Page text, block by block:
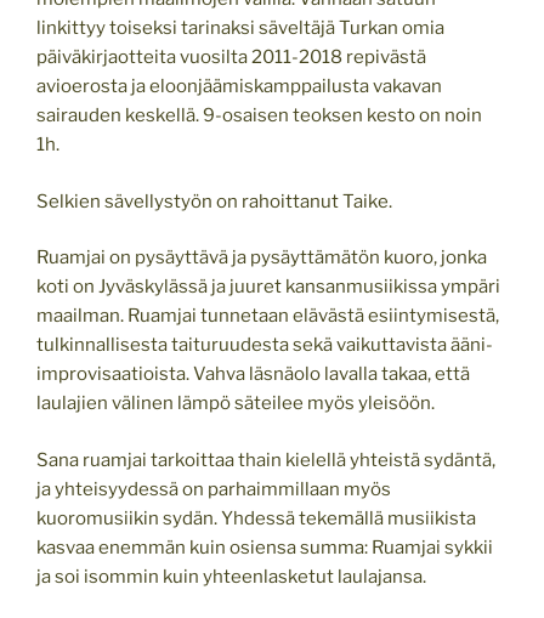
linkittyy toiseksi tarinaksi säveltäjä Turkan omia
päiväkirjaotteita vuosilta 2011-2018 repivästä
avioerosta ja eloonjäämiskamppailusta vakavan
sairauden keskellä. 9-osaisen teoksen kesto on noin
1h.
Selkien sävellystyön on rahoittanut Taike.
Ruamjai on pysäyttävä ja pysäyttämätön kuoro, jonka
koti on Jyväskylässä ja juuret kansanmusiikissa ympäri
maailman. Ruamjai tunnetaan elävästä esiintymisestä,
tulkinnallisesta taituruudesta sekä vaikuttavista ääni-
improvisaatioista. Vahva läsnäolo lavalla takaa, että
laulajien välinen lämpö säteilee myös yleisöön.
Sana ruamjai tarkoittaa thain kielellä yhteistä sydäntä,
ja yhteisyydessä on parhaimmillaan myös
kuoromusiikin sydän. Yhdessä tekemällä musiikista
kasvaa enemmän kuin osiensa summa: Ruamjai sykkii
ja soi isommin kuin yhteenlasketut laulajansa.